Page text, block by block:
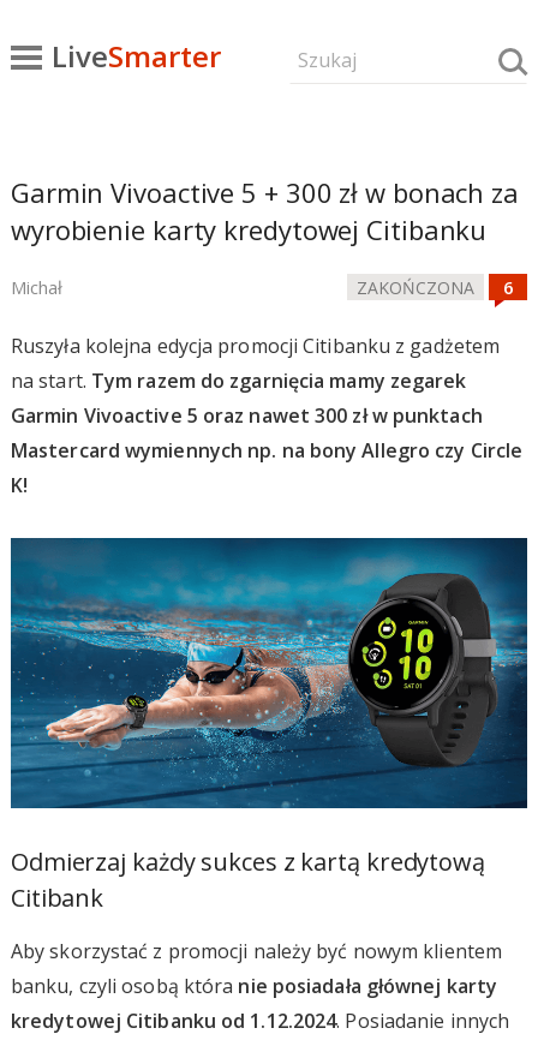
LiveSmarter
Garmin Vivoactive 5 + 300 zł w bonach za
wyrobienie karty kredytowej Citibanku
Michał ZAKOŃCZONA
Ruszyła kolejna edycja promocji Citibanku z gadżetem
na start. Tym razem do zgarnięcia mamy zegarek
Garmin Vivoactive 5 oraz nawet 300 zł w punktach
Mastercard wymiennych np. na bony Allegro czy Circle
K!
Odmierzaj każdy sukces z kartą kredytową
Citibank
Aby skorzystać z promocji należy być nowym klientem
banku, czyli osobą która nie posiadała głównej karty
kredytowej Citibanku od 1.12.2024. Posiadanie innych